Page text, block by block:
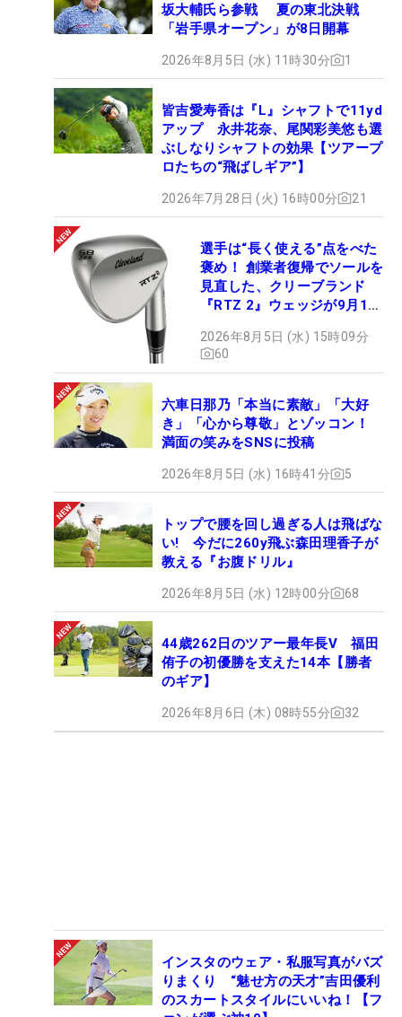
坂大輔氏ら参戦 夏の東北決戦
「岩手県オープン」が8日開幕
2026年8月5日 (水) 11時30分 1
皆吉愛寿香は『L』シャフトで11yd
アップ 永井花奈、尾関彩美悠も選
ぶしなりシャフトの効果【ツアープ
ロたちの“飛ばしギア”】
2026年7月28日 (火) 16時00分 21
選手は“長く使える”点をべた
褒め！ 創業者復帰でソールを
見直した、クリーブランド
『RTZ 2』ウェッジが9月12
2026年8月5日 (水) 15時09分
60
六車日那乃「本当に素敵」「大好
き」「心から尊敬」とゾッコン！
満面の笑みをSNSに投稿
2026年8月5日 (水) 16時41分 5
トップで腰を回し過ぎる人は飛ばな
い! 今だに260y飛ぶ森田理香子が
教える『お腹ドリル』
2026年8月5日 (水) 12時00分 68
44歳262日のツアー最年長V 福田
侑子の初優勝を支えた14本【勝者
のギア】
2026年8月6日 (木) 08時55分 32
インスタのウェア・私服写真がバズ
りまくり “魅せ方の天才”吉田優利
のスカートスタイルにいいね！【フ